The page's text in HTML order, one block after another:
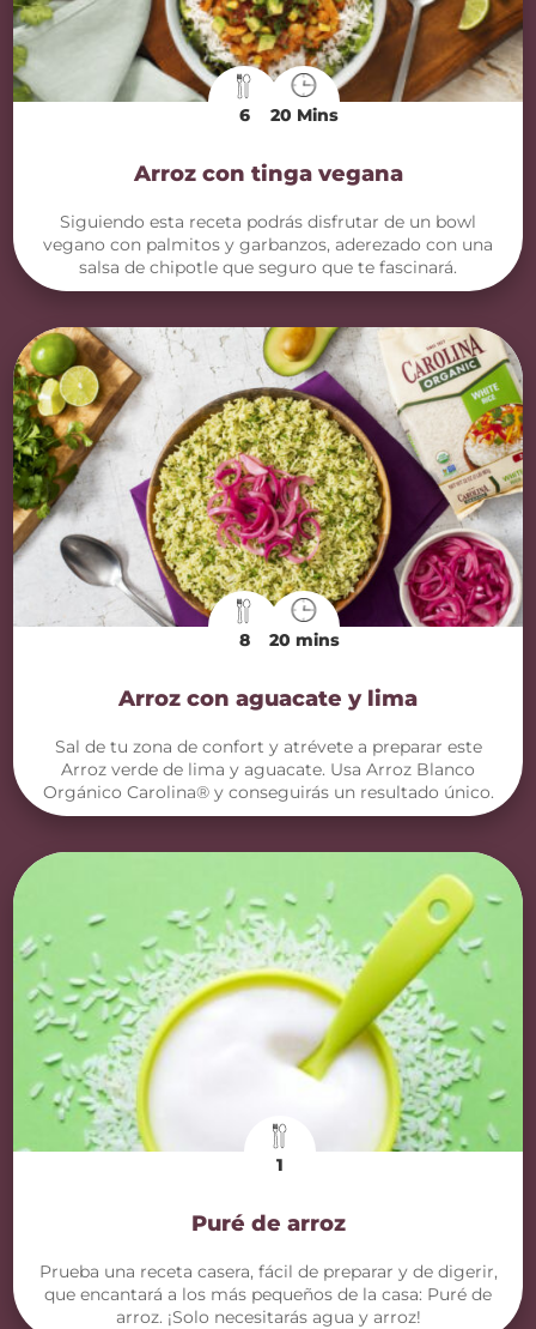
6 20 Mins
Arroz con tinga vegana
Siguiendo esta receta podrás disfrutar de un bowl
vegano con palmitos y garbanzos, aderezado con una
salsa de chipotle que seguro que te fascinará.
8 20 mins
Arroz con aguacate y lima
Sal de tu zona de confort y atrévete a preparar este
Arroz verde de lima y aguacate. Usa Arroz Blanco
Orgánico Carolina® y conseguirás un resultado único.
1
Puré de arroz
Prueba una receta casera, fácil de preparar y de digerir,
que encantará a los más pequeños de la casa: Puré de
arroz. ¡Solo necesitarás agua y arroz!